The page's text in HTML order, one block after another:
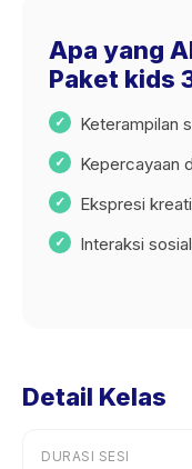
Apa yang
Paket kids
Keterampilan
Kepercayaan
Ekspresi
Interaksi
Detail Kelas
DURASI SESI